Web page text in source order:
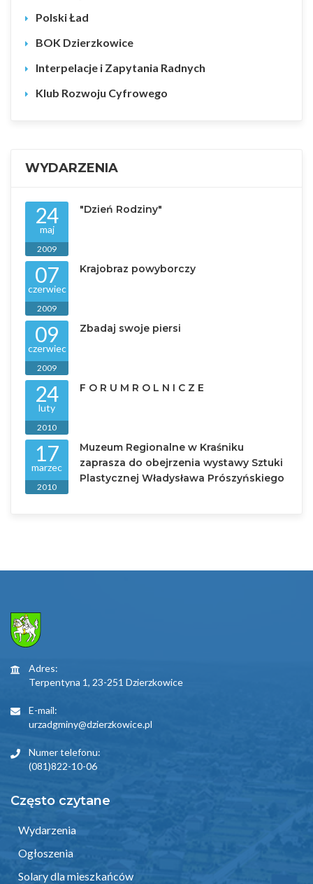
Polski Ład
BOK Dzierzkowice
Interpelacje i Zapytania Radnych
Klub Rozwoju Cyfrowego
WYDARZENIA
24
maj
2009
"Dzień Rodziny"
07
czerwiec
2009
Krajobraz powyborczy
09
czerwiec
2009
Zbadaj swoje piersi
24
luty
2010
F O R U M R O L N I C Z E
17
marzec
2010
Muzeum Regionalne w Kraśniku
zaprasza do obejrzenia wystawy Sztuki
Plastycznej Władysława Prószyńskiego
Adres:
Terpentyna 1, 23-251 Dzierzkowice
E-mail:
urzadgminy@dzierzkowice.pl
Numer telefonu:
(081)822-10-06
Często czytane
Wydarzenia
Ogłoszenia
Solary dla mieszkańców